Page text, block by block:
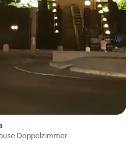
Maria Guest House Doppelzimmer